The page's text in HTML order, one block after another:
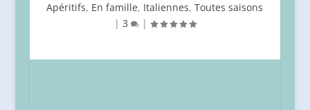
Apéritifs, En famille, Italiennes,Toutes saisons
| 3 |